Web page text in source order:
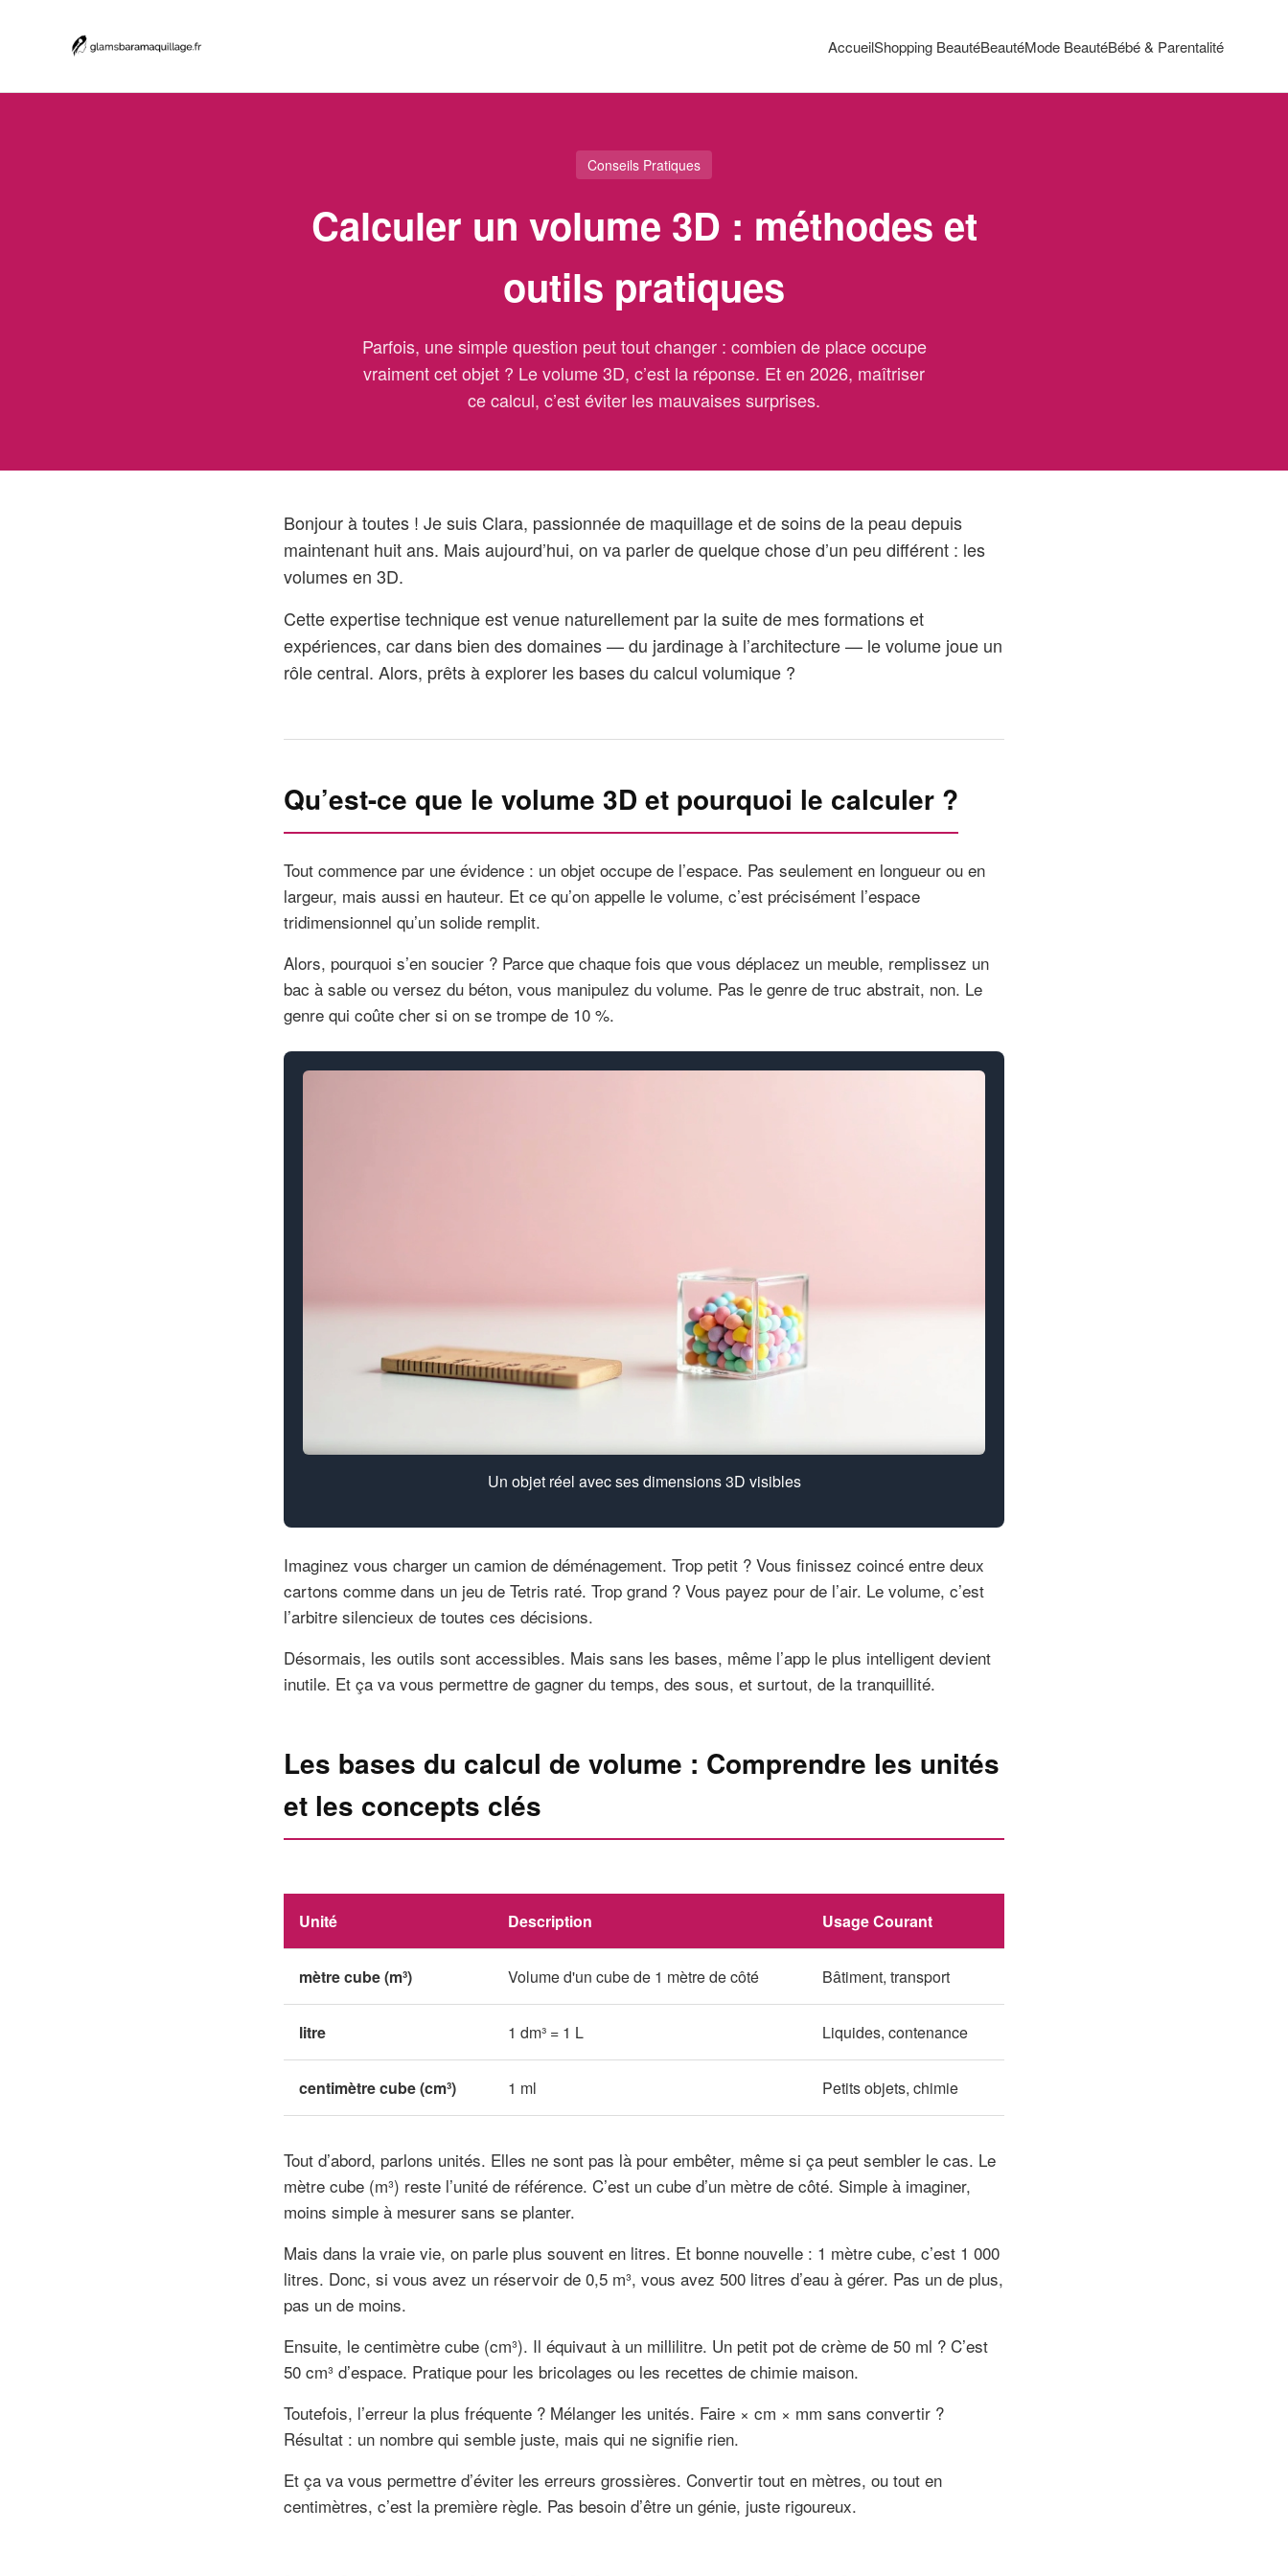
AccueilShopping BeautéBeautéMode BeautéBébé & Parentalité
Conseils Pratiques
Calculer un volume 3D : méthodes et
outils pratiques
Parfois, une simple question peut tout changer : combien de place occupe
vraiment cet objet ? Le volume 3D, c’est la réponse. Et en 2026, maîtriser
ce calcul, c’est éviter les mauvaises surprises.
Bonjour à toutes ! Je suis Clara, passionnée de maquillage et de soins de la peau depuis
maintenant huit ans. Mais aujourd’hui, on va parler de quelque chose d’un peu différent : les
volumes en 3D.
Cette expertise technique est venue naturellement par la suite de mes formations et
expériences, car dans bien des domaines — du jardinage à l’architecture — le volume joue un
rôle central. Alors, prêts à explorer les bases du calcul volumique ?
Qu’est-ce que le volume 3D et pourquoi le calculer ?
Tout commence par une évidence : un objet occupe de l’espace. Pas seulement en longueur ou en
largeur, mais aussi en hauteur. Et ce qu’on appelle le volume, c’est précisément l’espace
tridimensionnel qu’un solide remplit.
Alors, pourquoi s’en soucier ? Parce que chaque fois que vous déplacez un meuble, remplissez un
bac à sable ou versez du béton, vous manipulez du volume. Pas le genre de truc abstrait, non. Le
genre qui coûte cher si on se trompe de 10 %.
Un objet réel avec ses dimensions 3D visibles
Imaginez vous charger un camion de déménagement. Trop petit ? Vous finissez coincé entre deux
cartons comme dans un jeu de Tetris raté. Trop grand ? Vous payez pour de l’air. Le volume, c’est
l’arbitre silencieux de toutes ces décisions.
Désormais, les outils sont accessibles. Mais sans les bases, même l’app le plus intelligent devient
inutile. Et ça va vous permettre de gagner du temps, des sous, et surtout, de la tranquillité.
Les bases du calcul de volume : Comprendre les unités
et les concepts clés
Unité Description Usage Courant
mètre cube (m³) Volume d'un cube de 1 mètre de côté Bâtiment, transport
litre 1 dm³ = 1 L Liquides, contenance
centimètre cube (cm³) 1 ml Petits objets, chimie
Tout d’abord, parlons unités. Elles ne sont pas là pour embêter, même si ça peut sembler le cas. Le
mètre cube (m³) reste l’unité de référence. C’est un cube d’un mètre de côté. Simple à imaginer,
moins simple à mesurer sans se planter.
Mais dans la vraie vie, on parle plus souvent en litres. Et bonne nouvelle : 1 mètre cube, c’est 1 000
litres. Donc, si vous avez un réservoir de 0,5 m³, vous avez 500 litres d’eau à gérer. Pas un de plus,
pas un de moins.
Ensuite, le centimètre cube (cm³). Il équivaut à un millilitre. Un petit pot de crème de 50 ml ? C’est
50 cm³ d’espace. Pratique pour les bricolages ou les recettes de chimie maison.
Toutefois, l’erreur la plus fréquente ? Mélanger les unités. Faire × cm × mm sans convertir ?
Résultat : un nombre qui semble juste, mais qui ne signifie rien.
Et ça va vous permettre d’éviter les erreurs grossières. Convertir tout en mètres, ou tout en
centimètres, c’est la première règle. Pas besoin d’être un génie, juste rigoureux.